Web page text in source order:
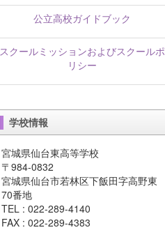
公立高校ガイドブック
スクールミッションおよびスクールポ
リシー
学校情報
宮城県仙台東高等学校
〒984-0832
宮城県仙台市若林区下飯田字高野東
70番地
TEL : 022-289-4140
FAX : 022-289-4383